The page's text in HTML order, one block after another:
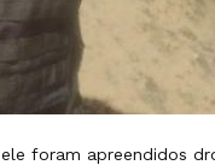
foram apreendidos